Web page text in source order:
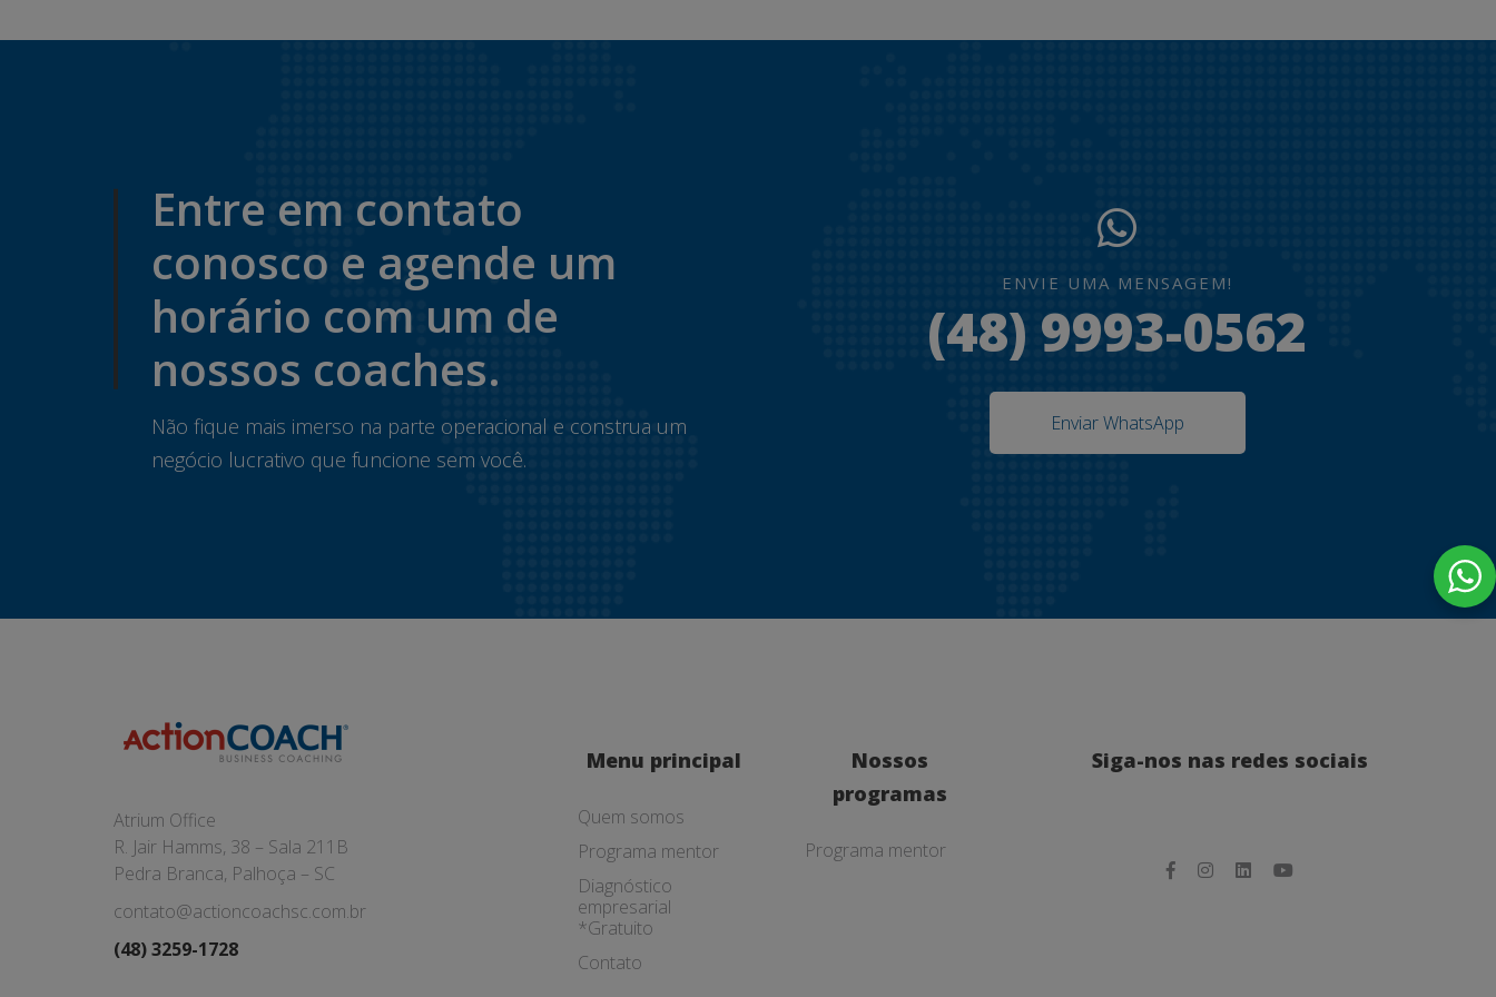
Entre em contato
conosco e agende um
horário com um de
nossos coaches.
Não fique mais imerso na parte operacional e construa um
negócio lucrativo que funcione sem você.
ENVIE UMA MENSAGEM!
(48) 9993-0562
Enviar WhatsApp
Atrium Office
R. Jair Hamms, 38 – Sala 211B
Pedra Branca, Palhoça – SC
contato@actioncoachsc.com.br
(48) 3259-1728
Menu principal
Quem somos
Programa mentor
Diagnóstico
empresarial
*Gratuito
Contato
Nossos
programas
Programa mentor
Siga-nos nas redes sociais